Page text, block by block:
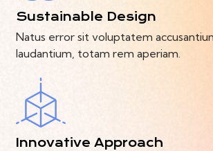
Sustainable Design
Natus error sit voluptatem
laudantium, totam rem aperiam.
Innovative Approach